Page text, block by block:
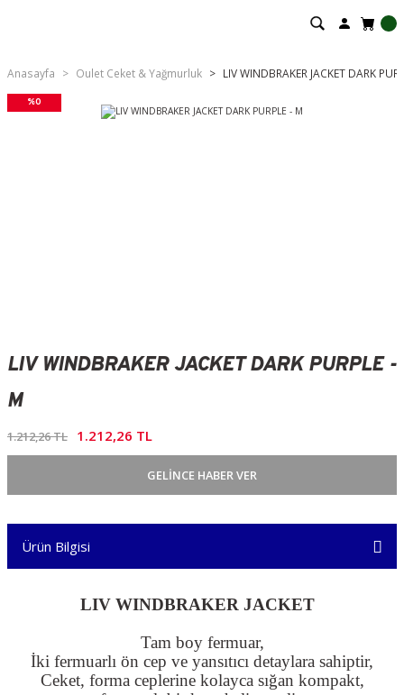
Anasayfa Oulet Ceket & Yağmurluk LIV WINDBRAKER JACKET DARK
%0
LIV WINDBRAKER JACKET DARK PURPLE -
M
1.212,26 TL 1.212,26 TL
GELİNCE HABER VER
Ürün Bilgisi
LIV WINDBRAKER JACKET
Tam boy fermuar,
İki fermuarlı ön cep ve yansıtıcı detaylara sahiptir,
Ceket, forma ceplerine kolayca sığan kompakt,